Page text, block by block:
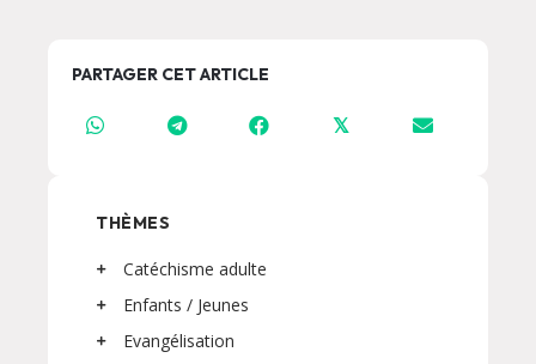
PARTAGER CET ARTICLE
𝕏
THÈMES
Catéchisme adulte
Enfants / Jeunes
Evangélisation